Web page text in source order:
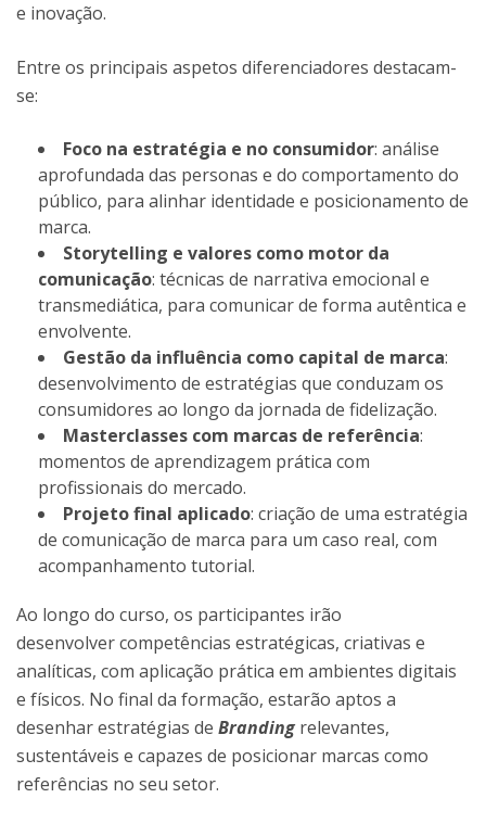
e inovação.
Entre os principais aspetos diferenciadores destacam-
se:
Foco na estratégia e no consumidor: análise
aprofundada das personas e do comportamento do
público, para alinhar identidade e posicionamento de
marca.
Storytelling e valores como motor da
comunicação: técnicas de narrativa emocional e
transmediática, para comunicar de forma autêntica e
envolvente.
Gestão da influência como capital de marca:
desenvolvimento de estratégias que conduzam os
consumidores ao longo da jornada de fidelização.
Masterclasses com marcas de referência:
momentos de aprendizagem prática com
profissionais do mercado.
Projeto final aplicado: criação de uma estratégia
de comunicação de marca para um caso real, com
acompanhamento tutorial.
Ao longo do curso, os participantes irão
desenvolver competências estratégicas, criativas e
analíticas, com aplicação prática em ambientes digitais
e físicos. No final da formação, estarão aptos a
desenhar estratégias de Brandingrelevantes,
sustentáveis e capazes de posicionar marcas como
referências no seu setor.